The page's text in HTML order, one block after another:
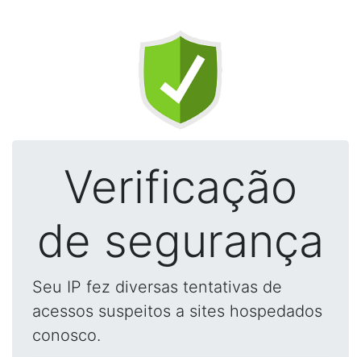
Verificação
de segurança
Seu IP fez diversas tentativas de
acessos suspeitos a sites hospedados
conosco.